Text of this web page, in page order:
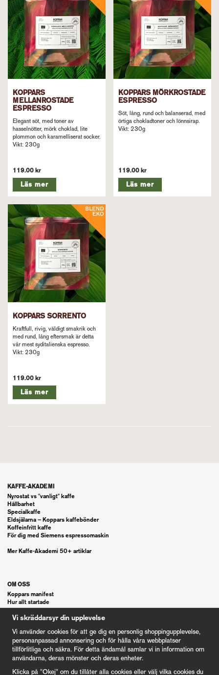
KOPPARS
MELLANROSTADE
ESPRESSO
Elegant söt, med toner av
hasselnötter, mörk choklad, lite
plommon och karamelliserat socker.
Vikt: 230g
119.00 kr
Läs mer
KOPPARS MÖRKROSTADE
ESPRESSO
Söt, lång, rund och balanserad, med
örtiga chokladtoner och lönnsirap.
Vikt: 230g
119.00 kr
Läs mer
KOPPARS SORRENTO
Kraftfull, rivig, väldigt smakrik och
med rund, lång eftersmak är detta
vår mest syditalienska espresso.
Vikt: 230g
119.00 kr
Läs mer
KAFFE-AKADEMI
Nyrostat vs "vanligt" kaffe
Hållbarhet
Specialkaffe
Eldsjälarna – Koppars kaffebönder
Koffeinfritt kaffe
För dig med Siemens espressomaskin
Mer Kaffe-Akademi 50+ artiklar
OM OSS
Koppars manifest
Hur allt startade
Våra gästspel
Kontakt
Cookie Inställningar
Vi skräddarsyr din upplevelse
Vi använder cookies för att ge dig en personlig shoppingupplevelse,
personanpassad annonsering och för hålla våra webbplatser
tillförlitliga och säkra. För detta ändamål samlar vi in information om
användarna, deras mönster och deras enheter.
Klicka på "Okej" om du tillåter alla cookies eller välj vilka cookies du